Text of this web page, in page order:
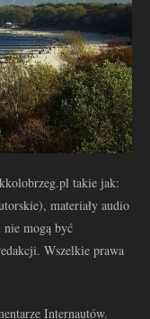
takie jak:
materiały audio
nie mogą być
Wszelkie prawa
Internautów.